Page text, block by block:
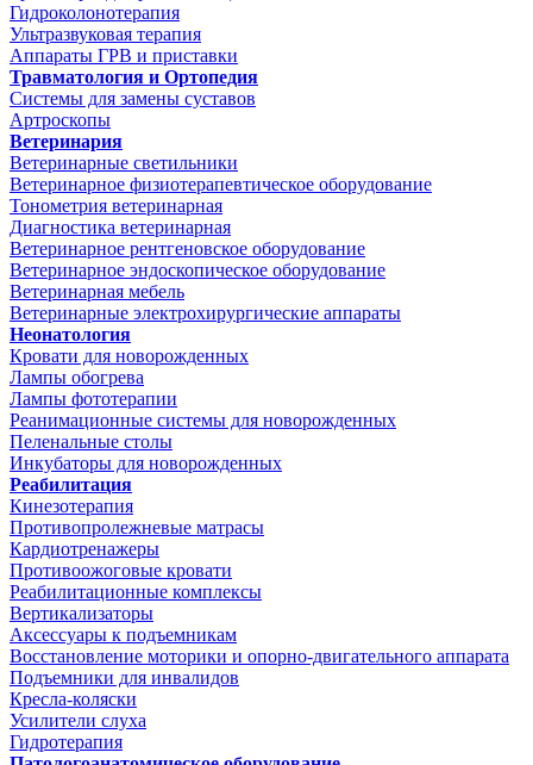
Гидроколонотерапия
Ультразвуковая терапия
Аппараты ГРВ и приставки
Травматология и Ортопедия
Системы для замены суставов
Артроскопы
Ветеринария
Ветеринарные светильники
Ветеринарное физиотерапевтическое оборудование
Тонометрия ветеринарная
Диагностика ветеринарная
Ветеринарное рентгеновское оборудование
Ветеринарное эндоскопическое оборудование
Ветеринарная мебель
Ветеринарные электрохирургические аппараты
Неонатология
Кровати для новорожденных
Лампы обогрева
Лампы фототерапии
Реанимационные системы для новорожденных
Пеленальные столы
Инкубаторы для новорожденных
Реабилитация
Кинезотерапия
Противопролежневые матрасы
Кардиотренажеры
Противоожоговые кровати
Реабилитационные комплексы
Вертикализаторы
Аксессуары к подъемникам
Восстановление моторики и опорно-двигательного аппарата
Подъемники для инвалидов
Кресла-коляски
Усилители слуха
Гидротерапия